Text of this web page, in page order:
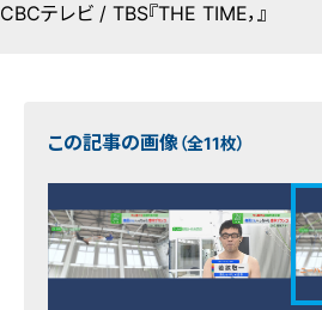
CBCテレビ / TBS『THE TIME，』
この記事の画像（全11枚）